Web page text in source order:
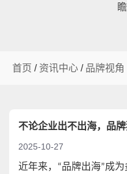
首页 / 资讯中心 / 品牌视角
不论企业出不出海，品
2025-10-27
近年来， “品牌出海”成